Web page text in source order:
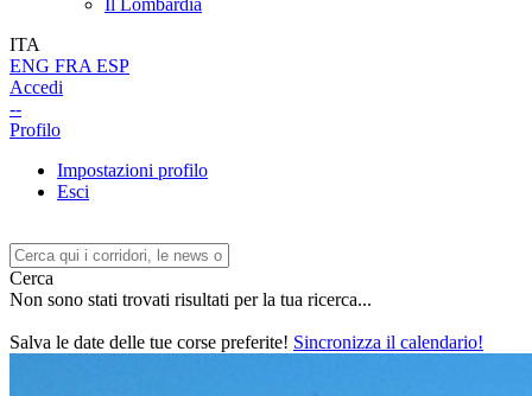
Il Lombardia
ITA
ENG FRA ESP
Accedi
--
Profilo
Impostazioni profilo
Esci
Cerca
Non sono stati trovati risultati per la tua ricerca...
Salva le date delle tue corse preferite! Sincronizza il calendario!